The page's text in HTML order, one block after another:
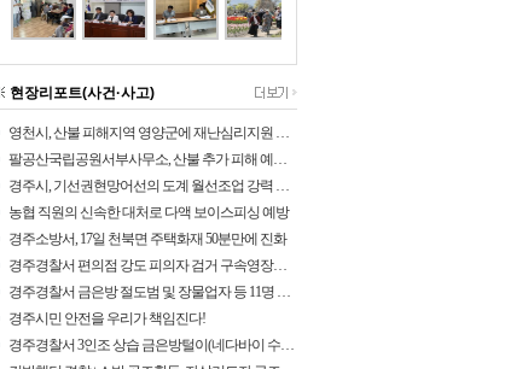
현장리포트(사건·사고)
영천시, 산불 피해지역 영양군에 재난심리지원 나섰다!
팔공산국립공원서부사무소, 산불 추가 피해 예방을 위해 탐방로 통제구간 확대
경주시, 기선권현망어선의 도계 월선조업 강력 대응
농협 직원의 신속한 대처로 다액 보이스피싱 예방
경주소방서, 17일 천북면 주택화재 50분만에 진화
경주경찰서 편의점 강도 피의자 검거 구속영장신청
경주경찰서 금은방 절도범 및 장물업자 등 11명 검거
경주시민 안전을 우리가 책임진다!
경주경찰서 3인조 상습 금은방털이(네다바이 수법) 검거